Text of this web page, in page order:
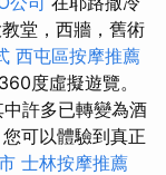
堂，西牆，舊術
西屯區按摩推薦
度虛擬遊覽。
許多已轉變為酒
可以體驗到真正
士林按摩推薦